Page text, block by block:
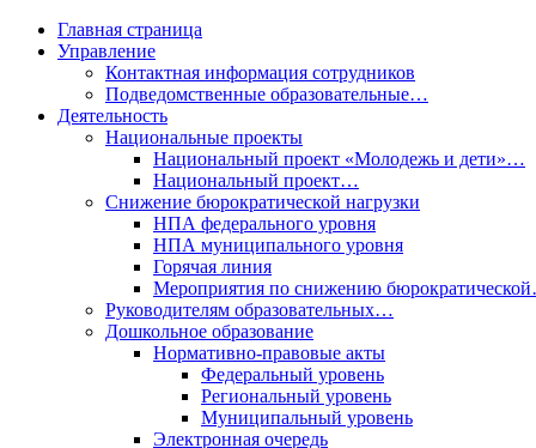
Главная страница
Управление
Контактная информация сотрудников
Подведомственные образовательные…
Деятельность
Национальные проекты
Национальный проект «Молодежь и дети»…
Национальный проект…
Снижение бюрократической нагрузки
НПА федерального уровня
НПА муниципального уровня
Горячая линия
Мероприятия по снижению
Руководителям образовательных…
Дошкольное образование
Нормативно-правовые акты
Федеральный уровень
Региональный уровень
Муниципальный уровень
Электронная очередь